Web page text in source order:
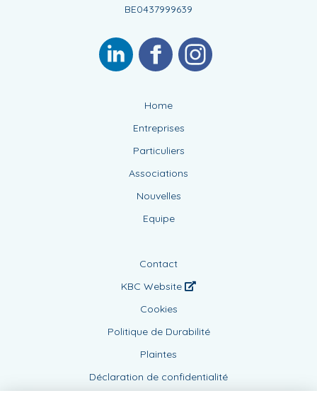
BE0437999639
Home
Entreprises
Particuliers
Associations
Nouvelles
Equipe
Contact
KBC Website
Cookies
Politique de Durabilité
Plaintes
Déclaration de confidentialité